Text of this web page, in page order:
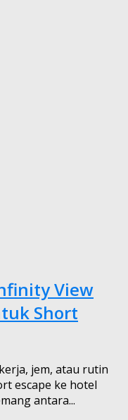
View
Short
jem, atau rutin
escape ke hotel
antara...